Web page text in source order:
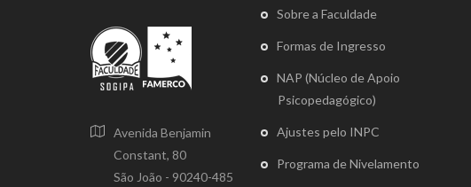
Avenida Benjamin
Constant, 80
São João - 90240-485
Sobre a Faculdade
Formas de Ingresso
NAP (Núcleo de Apoio
Psicopedagógico)
Ajustes pelo INPC
Programa de Nivelamento